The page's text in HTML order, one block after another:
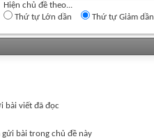
Hiện chủ đề theo...
Thứ tự Lớn dần
Thứ tự Giảm dần
bài viết đã đọc
gửi bài trong chủ đề này